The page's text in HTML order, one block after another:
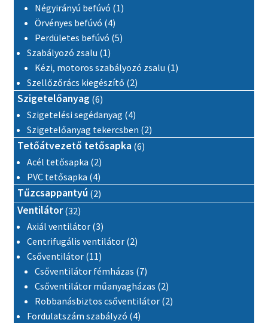
Négyirányú befúvó 11 termék
Örvényes befúvó 44 termék
Perdületes befúvó 55 termék
Szabályozó zsalu 11 termék
Kézi, motoros szabályozó zsalu 11 termék
Szellőzőrács kiegészítő 22 termék
Szigetelőanyag 66 termék
Szigetelési segédanyag 44 termék
Szigetelőanyag tekercsben 22 termék
Tetőátvezető tetősapka 66 termék
Acél tetősapka 22 termék
PVC tetősapka 44 termék
Tűzcsappantyú 22 termék
Ventilátor 3232 termék
Axiál ventilátor 33 termék
Centrifugális ventilátor 22 termék
Csőventilátor 1111 termék
Csőventilátor fémházas 77 termék
Csőventilátor műanyagházas 22 termék
Robbanásbiztos csőventilátor 22 termék
Fordulatszám szabályzó 44 termék